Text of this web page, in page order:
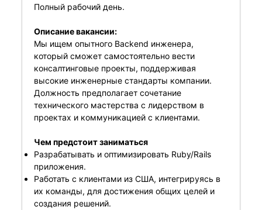
Полный рабочий день.
Описание вакансии:
Мы ищем опытного Backend инженера,
который сможет самостоятельно вести
консалтинговые проекты, поддерживая
высокие инженерные стандарты компании.
Должность предполагает сочетание
технического мастерства с лидерством в
проектах и коммуникацией с клиентами.
Чем предстоит заниматься
Разрабатывать и оптимизировать Ruby/Rails
приложения.
Работать с клиентами из США, интегрируясь в
их команды, для достижения общих целей и
создания решений.